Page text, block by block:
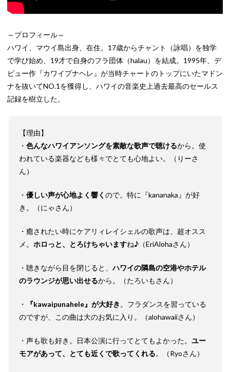
～プロフィール～
ハワイ、マウイ島出身、在住。17歳からチャント（詠唱）を独学
で学び始め、19才で自身のフラ団体（halau）を結成。1995年、デ
ビュー作『カワイプナヘレ』が当時チャートのトップにいたマドン
ナを抜いてNO.1を獲得し、ハワイの音楽史上過去最高のセールス
記録を樹立した。
【理由】
・ 色んなハワイアンソングを素敵な歌声で聴けるから。使
われている楽器なども様々でとても心地よい。（りーさ
ん）
・ 優しい声が心地よく響く ので。特に『kananaka』が好
き。（にゃさん）
・癒されたい時にケアリィレイシェルの歌声は、超オスス
メ。 ホロっと、とろけちゃいますね♪（EriAlohaさん）
・聴きながら目を閉じると、ハワイの隣島の空港やホテル
のラウンジが思い出せるから。（たろいもさん）
・ 『kawaipunahele』が大好き 。フラダンスを習っている
のですが、この曲は大のお気に入り。（alohawaiiさん）
・声も歌も好き。日本公演に行ってとてもよかった。 ユー
モアがあって、とても近くで歌ってくれる。（Ryoさん）